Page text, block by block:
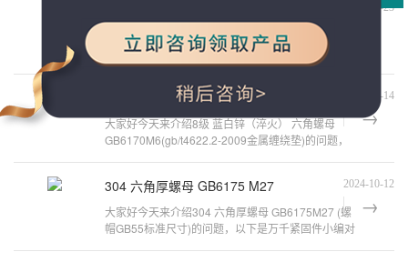
2024-10-23
甘肃不锈钢圆螺帽螺母甘肃不锈钢圆螺帽螺母是一种
常用的紧固件，它由帽子和带螺纹的圆柱体组成。甘
肃不锈钢圆螺帽螺母的特点主要在
8级 蓝白锌（淬火） 六角螺母 GB6170 M6 2024-10-14
大家好今天来介绍8级 蓝白锌（淬火） 六角螺母
GB6170M6(gb/t4622.2-2009金属缠绕垫)的问题，
304 六角厚螺母 GB6175 M27 2024-10-12
大家好今天来介绍304 六角厚螺母 GB6175M27 (螺
帽GB55标准尺寸)的问题，以下是万千紧固件小编对